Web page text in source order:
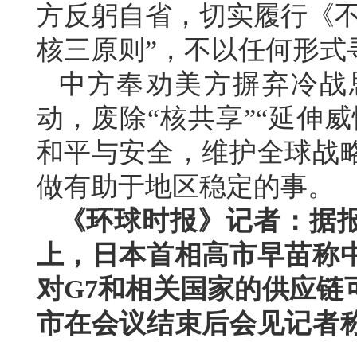
方反躬自省，切实履行《
核三原则”，不以任何形式
中方奉劝美方摒弃冷
动，废除“核共享”“延伸
和平与安全，维护全球战
做有助于地区稳定的事。
《环球时报》记者：
上，日本首相高市早苗称
对G7和相关国家的供应
市在会议结束后会见记者